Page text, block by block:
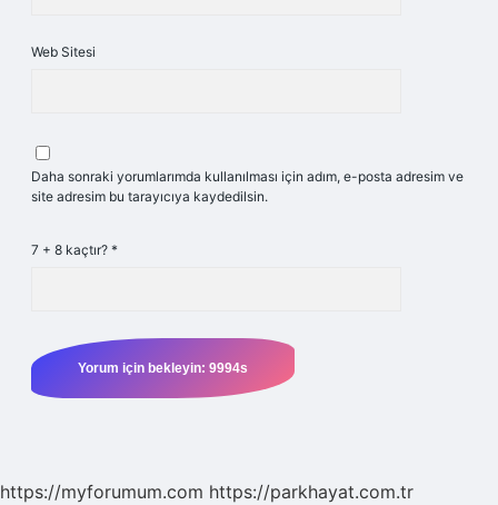
Web Sitesi
Daha sonraki yorumlarımda kullanılması için adım, e-posta adresim ve
site adresim bu tarayıcıya kaydedilsin.
7 + 8 kaçtır? *
https://myforumum.com https://parkhayat.com.tr